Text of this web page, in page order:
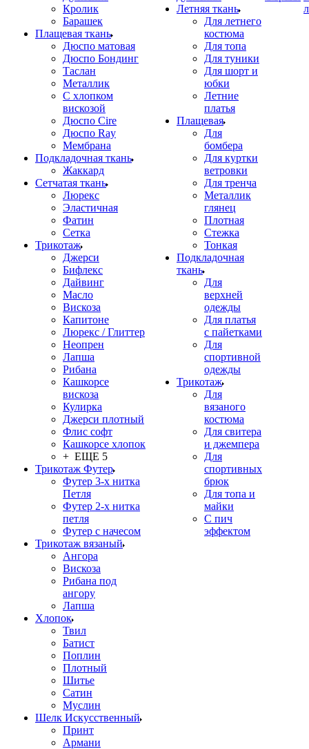
Кролик
Барашек
Плащевая ткань
Дюспо матовая
Дюспо Бондинг
Таслан
Металлик
С хлопком
вискозой
Дюспо Cire
Дюспо Ray
Мембрана
Подкладочная ткань
Жаккард
Сетчатая ткань
Люрекс
Эластичная
Фатин
Сетка
Трикотаж
Джерси
Бифлекс
Дайвинг
Масло
Вискоза
Капитоне
Люрекс / Глиттер
Неопрен
Лапша
Рибана
Кашкорсе
вискоза
Кулирка
Джерси плотный
Флис софт
Кашкорсе хлопок
+ ЕЩЕ 5
Трикотаж Футер
Футер 3-х нитка
Петля
Футер 2-х нитка
петля
Футер с начесом
Трикотаж вязаный
Ангора
Вискоза
Рибана под
ангору
Лапша
Хлопок
Твил
Батист
Поплин
Плотный
Шитье
Сатин
Муслин
Шелк Искусственный
Принт
Армани
Летняя ткань
Для летнего
костюма
Для топа
Для туники
Для шорт и
юбки
Летние
платья
Плащевая
Для
бомбера
Для куртки
ветровки
Для тренча
Металлик
глянец
Плотная
Стежка
Тонкая
Подкладочная
ткань
Для
верхней
одежды
Для платья
с пайетками
Для
спортивной
одежды
Трикотаж
Для
вязаного
костюма
Для свитера
и джемпера
Для
спортивных
брюк
Для топа и
майки
С пич
эффектом